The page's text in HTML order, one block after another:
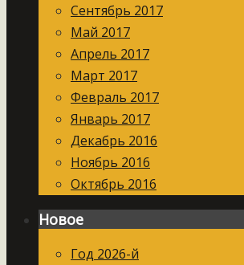
Сентябрь 2017
Май 2017
Апрель 2017
Март 2017
Февраль 2017
Январь 2017
Декабрь 2016
Ноябрь 2016
Октябрь 2016
Новое
Год 2026-й